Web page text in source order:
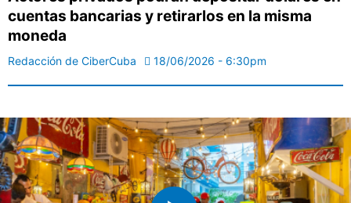
cuentas bancarias y retirarlos en la misma
moneda
Redacción de CiberCuba 18/06/2026 - 6:30pm